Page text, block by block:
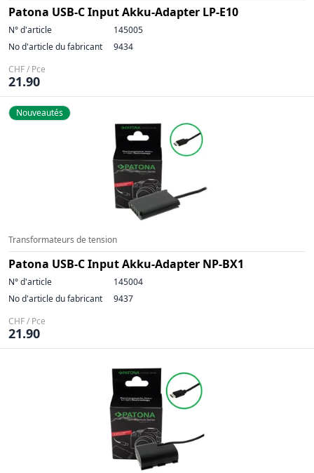
Patona USB-C Input Akku-Adapter LP-E10
N° d'article
145005
No d'article du fabricant
9434
CHF / Pce
21.90
Nouveautés
Transformateurs de tension
Patona USB-C Input Akku-Adapter NP-BX1
N° d'article
145004
No d'article du fabricant
9437
CHF / Pce
21.90